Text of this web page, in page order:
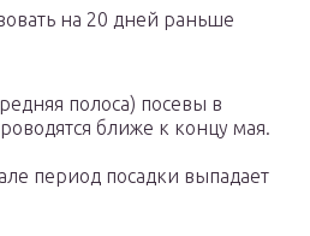
на 20 дней раньше
полоса) посевы в
ближе к концу мая.
период посадки выпадает